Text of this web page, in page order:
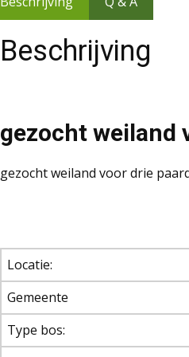
Beschrijving
gezocht weiland
gezocht weiland voor drie
Locatie:
Gemeente
Type bos: